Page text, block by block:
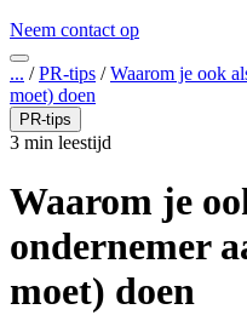
Neem contact op
... /PR-tips /Waarom je ook
moet) doen
PR-tips
3 min leestijd
Waarom je
ondernemer
moet) doen